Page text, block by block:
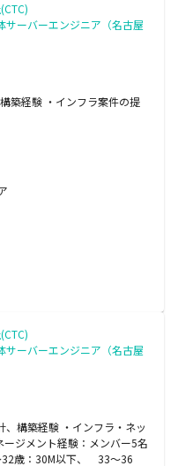
サーバーエンジニア（名古屋
築経験 ・インフラ案件の提
サーバーエンジニア（名古屋
、構築経験 ・インフラ・ネッ
ジメント経験：メンバー5名
歳：30M以下、 33～36